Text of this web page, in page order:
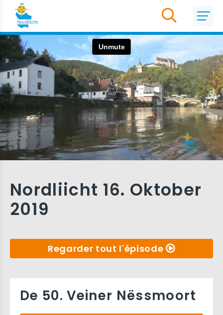
Nordliicht 16. Oktober
2019
Regarder tout l'épisode
De 50. Veiner Nëssmoort